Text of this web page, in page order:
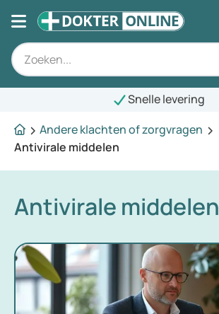
Snelle levering
Andere klachten of zorgvragen
Antivirale middelen
Antivirale middelen